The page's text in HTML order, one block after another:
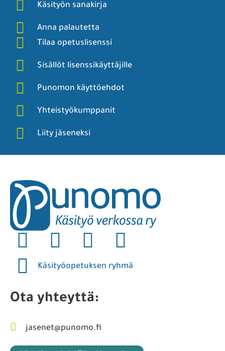
Käsityön sanakirja
Anna palautetta
Tilaa opetuslisenssi
Sisällöt lisenssikäyttäjille
Punomon käyttöehdot
Yhteistyökumppanit
Liity jäseneksi
Käsityöopetuksen ryhmä
Ota yhteyttä:
jasenet@punomo.fi